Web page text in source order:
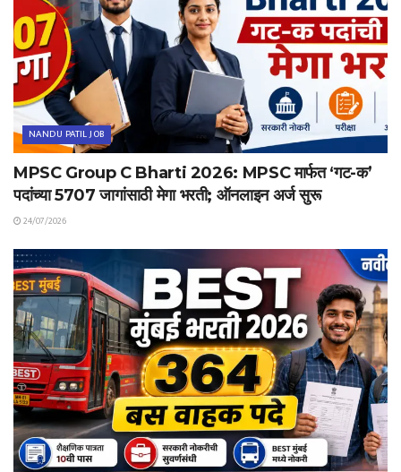
NANDU PATIL JOB
MPSC Group C Bharti 2026: MPSC मार्फत ‘गट-क’
पदांच्या 5707 जागांसाठी मेगा भरती; ऑनलाइन अर्ज सुरू
24/07/2026